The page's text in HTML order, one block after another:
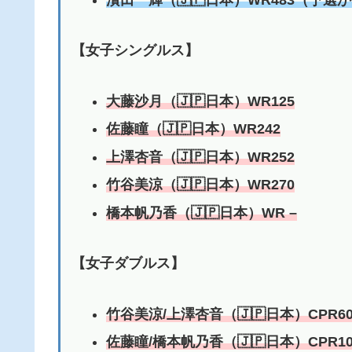
【女子シングルス】
大藤沙月（🇯🇵日本）WR125
佐藤瞳（🇯🇵日本）WR242
上澤杏音（🇯🇵日本）WR252
竹谷美涼（🇯🇵日本）WR270
橋本帆乃香（🇯🇵日本）WR –
【女子ダブルス】
竹谷美涼/上澤杏音（🇯🇵日本）
佐藤瞳/橋本帆乃香（🇯🇵日本）